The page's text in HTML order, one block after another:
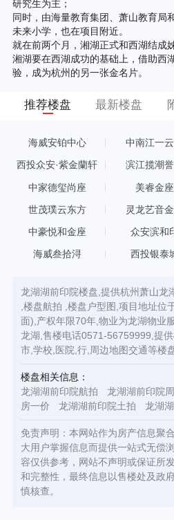
研究生为主；
同时，由海量教育集团、萧山教育局
未来小学，也在项目附近。
就在前两个月，湘湖正式和西湖结成
湘湖要在西湖成功的基础上，借助西
验，成为杭州的另一张金名片。
推荐楼盘 最新楼盘
海威安铂中心 中南江一
西投众安·紫金蘭轩 滨江揽潮
中家德玺尚座 美睿金座
世茂璞云东方 灵龙艺音
中豪悦和金座 众安滨和
海威叁拾浔 西投银泰
龙湖湖前印院楼盘,提供杭州萧山龙
,楼盘航拍 ,楼盘户型图,项目地址位
面),产权年限70年,物业为龙湖物业
龙湖,售楼电话0571-56759999,提
市,学校,医院,行,周边地图交通等楼盘
楼盘相关信息：
龙湖湖前印院航拍
龙湖湖前印院
房一价
龙湖湖前印院土拍 龙湖
免责声明：本网站作为房产信息聚
大用户掌握信息而提供一站式无偿
容仅供参考，网站不声明或保证所
和完整性，最终信息以售楼处及政
慎核查。